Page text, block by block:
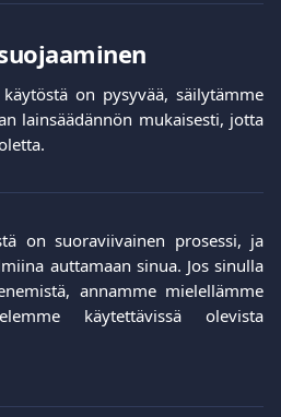
on pysyvää, säilytämme
lainsäädännön mukaisesti, jotta
on suoraviivainen prosessi, ja
auttamaan sinua. Jos sinulla
annamme mielellämme
käytettävissä olevista